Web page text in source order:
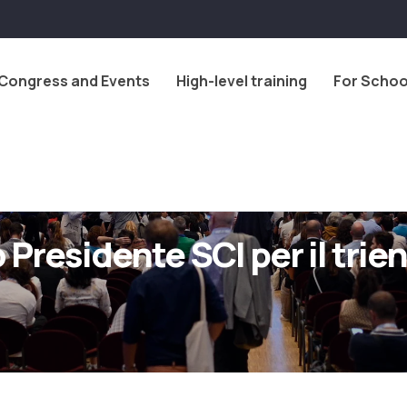
and Events High-level training For
SCI per il